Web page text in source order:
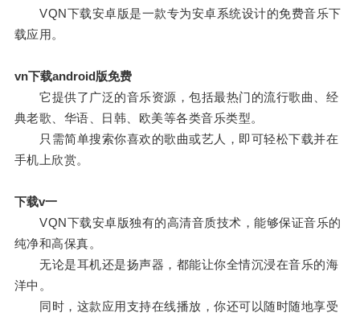
VQN下载安卓版是一款专为安卓系统设计的免费音乐下
载应用。
vn下载android版免费
它提供了广泛的音乐资源，包括最热门的流行歌曲、经
典老歌、华语、日韩、欧美等各类音乐类型。
只需简单搜索你喜欢的歌曲或艺人，即可轻松下载并在
手机上欣赏。
下载v一
VQN下载安卓版独有的高清音质技术，能够保证音乐的
纯净和高保真。
无论是耳机还是扬声器，都能让你全情沉浸在音乐的海
洋中。
同时，这款应用支持在线播放，你还可以随时随地享受